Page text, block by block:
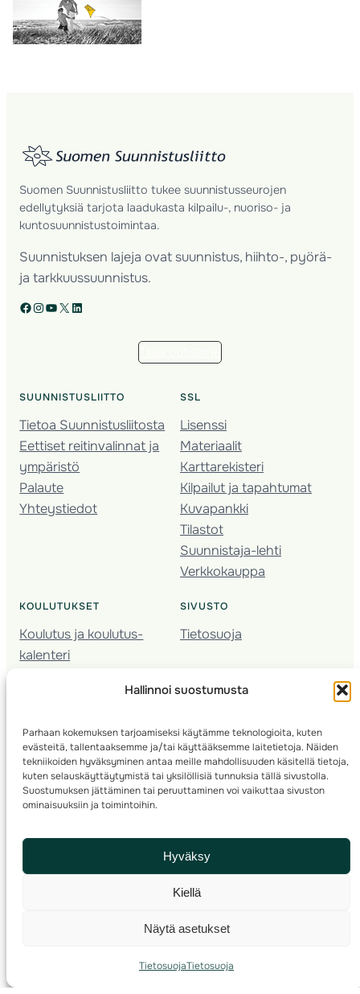
Hallinnoi suostumusta
Parhaan kokemuksen tarjoamiseksi käytämme teknologioita, kuten
evästeitä, tallentaaksemme ja/tai käyttääksemme laitetietoja. Näiden
tekniikoiden hyväksyminen antaa meille mahdollisuuden käsitellä tietoja,
kuten selauskäyttäytymistä tai yksilöllisiä tunnuksia tällä sivustolla.
Suostumuksen jättäminen tai peruuttaminen voi vaikuttaa sivuston
ominaisuuksiin ja toimintoihin.
Hyväksy
Kiellä
Näytä asetukset
TietosuojaTietosuoja
Suomen Suunnistusliitto tukee suunnistusseurojen
edellytyksiä tarjota laadukasta kilpailu-, nuoriso- ja
kuntosuunnistustoimintaa.
Suunnistuksen lajeja ovat suunnistus, hiihto-, pyörä-
ja tarkkuussuunnistus.
Facebook Instagram YouTube X LinkedIn
SUUNNISTUSLIITTO
Tietoa Suunnistusliitosta
Eettiset reitinvalinnat ja
ympäristö
Palaute
Yhteystiedot
SSL
Lisenssi
Materiaalit
Karttarekisteri
Kilpailut ja tapahtumat
Kuvapankki
Tilastot
Suunnistaja-lehti
Verkkokauppa
KOULUTUKSET
Koulutus ja koulutus­
kalenteri
Seura­kehittäminen
Kartoitus
Ratamestari
SIVUSTO
Tietosuoja
© 2025 ·Suomen Suunnistusliitto· Valimotie 10, 00380 Helsinki, Finland
info(a)suunnistusliitto.fi,Rastilipun asiat: rastilippu(a)suunnistusliitto.fi
Kilpailut ja kuntorastit – Rastilippu:::Rastilipun ohjeet